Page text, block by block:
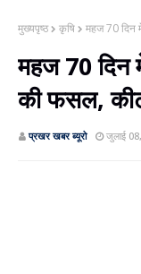
मुख्यपृष्ठ कृषि महज 70 दिन
महज 70 दिन
की फसल,
प्रखर खबर ब्‍यूरो जुलाई